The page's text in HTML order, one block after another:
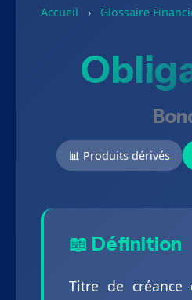
Accueil › Glossaire
📊 Produits dérivés
📖 Définition
Titre de créance